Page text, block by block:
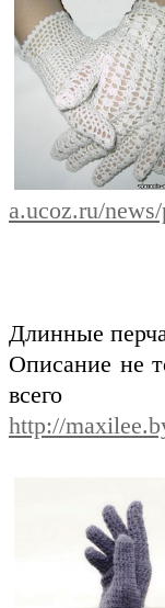
a.ucoz.ru/
Длинные
Описание не
всего
http://